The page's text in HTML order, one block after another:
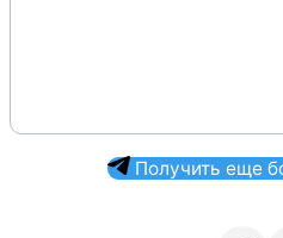
Получить еще